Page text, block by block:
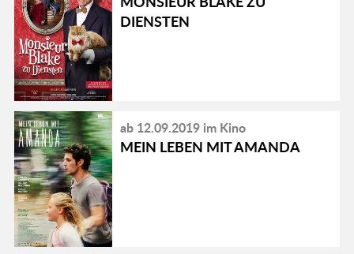
DIENSTEN
ab 12.09.2019 im Kino
MEIN LEBEN MIT AMANDA